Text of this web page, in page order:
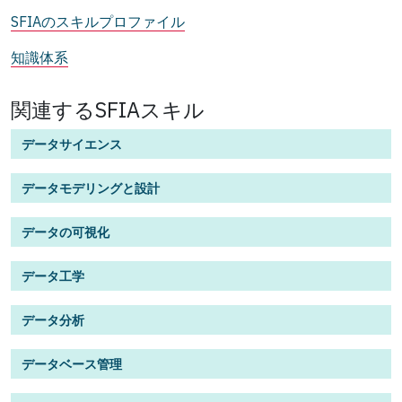
SFIAのスキルプロファイル
知識体系
関連するSFIAスキル
データサイエンス
データモデリングと設計
データの可視化
データ工学
データ分析
データベース管理